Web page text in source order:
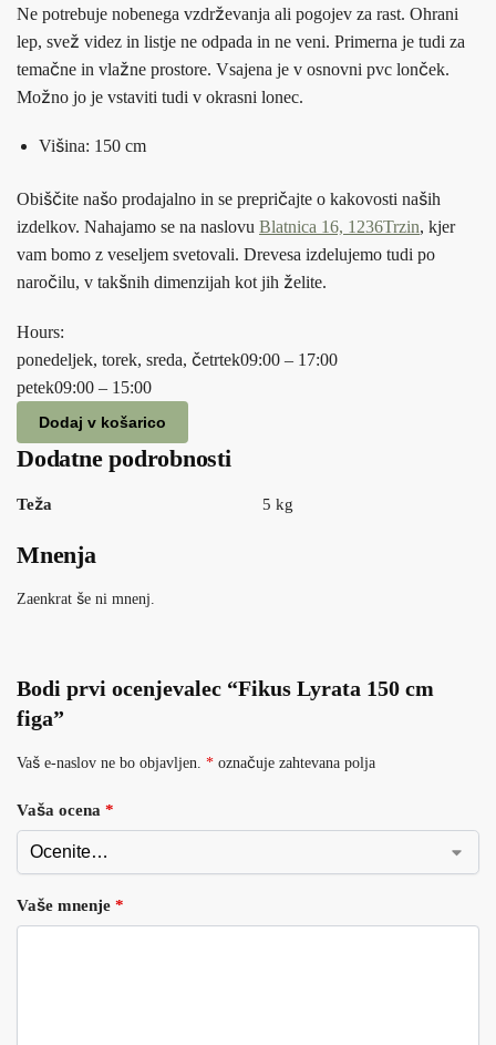
Ne potrebuje nobenega vzdrževanja ali pogojev za rast. Ohrani
lep, svež videz in listje ne odpada in ne veni. Primerna je tudi za
temačne in vlažne prostore. Vsajena je v osnovni pvc lonček.
Možno jo je vstaviti tudi v okrasni lonec.
Višina: 150 cm
Obiščite našo prodajalno in se prepričajte o kakovosti naših
izdelkov. Nahajamo se na naslovu Blatnica 16, 1236Trzin, kjer
vam bomo z veseljem svetovali. Drevesa izdelujemo tudi po
naročilu, v takšnih dimenzijah kot jih želite.
Hours:
ponedeljek, torek, sreda, četrtek09:00 – 17:00
petek09:00 – 15:00
Dodaj v košarico
Dodatne podrobnosti
Teža 5 kg
Mnenja
Zaenkrat še ni mnenj.
Bodi prvi ocenjevalec “Fikus Lyrata 150 cm
figa”
Vaš e-naslov ne bo objavljen. * označuje zahtevana polja
Vaša ocena *
Vaše mnenje *